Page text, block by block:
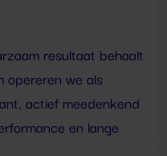
resultaat behaalt
opereren we als
actief meedenkend
en lange